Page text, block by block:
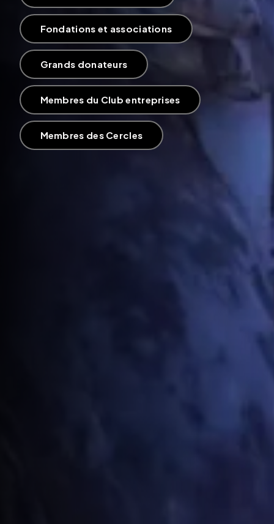
Fondations et associations
Grands donateurs
Membres du Club entreprises
Membres des Cercles